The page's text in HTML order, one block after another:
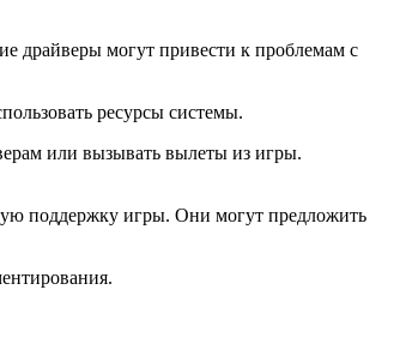
драйверы могут привести к проблемам с
ресурсы системы.
или вызывать вылеты из игры.
поддержку игры. Они могут предложить